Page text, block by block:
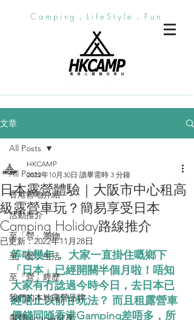
Camping．LifeStyle．Fun
文章
All Posts
香港營地介紹
活動推介
至「營」潮物
至「營」生活
至「營」經歷
我們的本地露營品牌
All Posts
日本露營體驗｜大阪市中心租高
級露營車玩？簡易享受日本
Camping Holiday路線推介
HKCAMP
2022年10月30日 讀畢需時 3 分鐘
已更新：2022年11月28日
等咗幾年， 大家一直掛住嘅鄉下
「日本」已經開關半個月啦！唔知
大家有冇諗過今時今日，去日本已
經唔止以前甘玩法？ 而且租露營車
價錢同喺香港Gamping差唔多，所